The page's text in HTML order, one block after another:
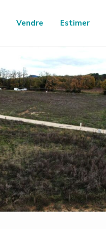
Vendre Estimer